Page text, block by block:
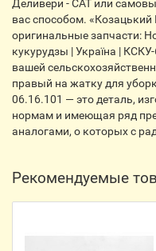
Деливери - САТ или
вас способом. «Козацький
оригинальные запчасти:
кукурудзы | Україна |
вашей
правый на жатку для
06.16.101 — это деталь,
нормам и имеющая ряд
аналогами, о которых с
Рекомендуемые